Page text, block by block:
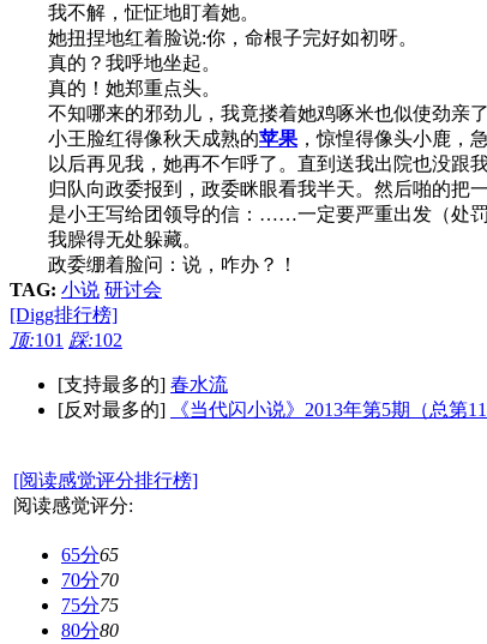
我不解，怔怔地盯着她。
她扭捏地红着脸说:你，命根子完好如初呀。
真的？我呼地坐起。
真的！她郑重点头。
不知哪来的邪劲儿，我竟搂着她鸡啄米也似使劲亲了
小王脸红得像秋天成熟的苹果，惊惶得像头小鹿，急
以后再见我，她再不乍呼了。直到送我出院也没跟我
归队向政委报到，政委眯眼看我半天。然后啪的把一
是小王写给团领导的信：……一定要严重出发（处罚
我臊得无处躲藏。
政委绷着脸问：说，咋办？！
TAG: 小说 研讨会
[Digg排行榜]
顶:101 踩:102
[支持最多的] 春水流
[反对最多的]
《当代闪小说》2013年第5期（总第
[阅读感觉评分排行榜]
阅读感觉评分:
65分65
70分70
75分75
80分80